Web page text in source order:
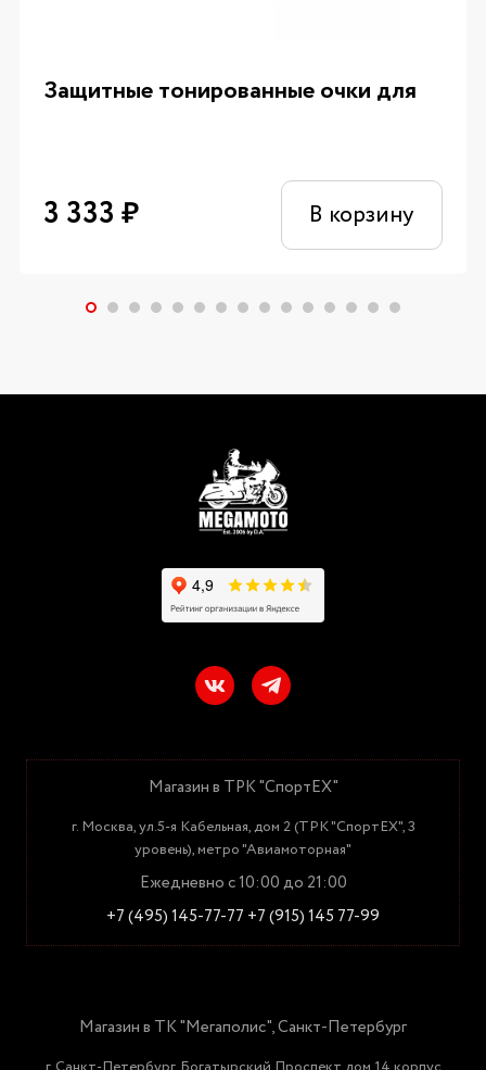
Защитные тонированные очки для
3 333 ₽ В корзину
Магазин в ТРК "СпортЕХ"
г. Москва, ул.5-я Кабельная, дом 2 (ТРК "СпортЕХ", 3
уровень), метро "Авиамоторная"
Ежедневно с 10:00 до 21:00
+7 (495) 145-77-77 +7 (915) 145 77-99
Магазин в ТК "Мегаполис", Санкт-Петербург